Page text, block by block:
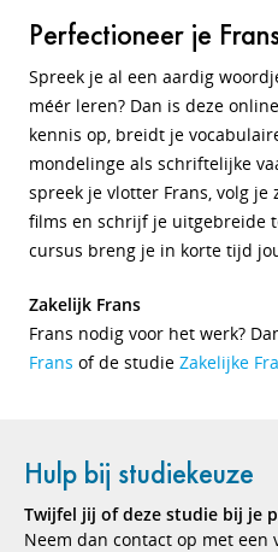
Perfectioneer je
Spreek je al een aardig
méér leren? Dan is deze
kennis op, breidt je
mondelinge als schriftelijke
spreek je vlotter Frans, volg je
films en schrijf je uitgebreide
cursus breng je in korte tijd
Zakelijk Frans
Frans nodig voor het werk?
Frans of de studie Zakelijke
Hulp bij studiekeuze
Twijfel jij of deze studie bij je
Neem dan contact op met een